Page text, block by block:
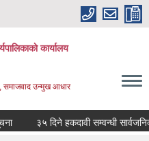
कार्यालय
समाजवाद उन्मुख आधार
३५ दिने हकदावी सम्वन्धी सार्वजनिक